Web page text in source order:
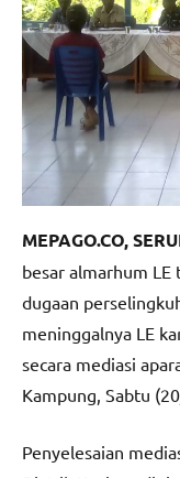
MEPAGO.CO,
besar almarhum
dugaan
meninggalnya LE
secara mediasi
Kampung, Sabtu
Penyelesaian